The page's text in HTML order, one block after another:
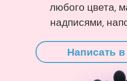
любого цвета,
надписями,
Написать в